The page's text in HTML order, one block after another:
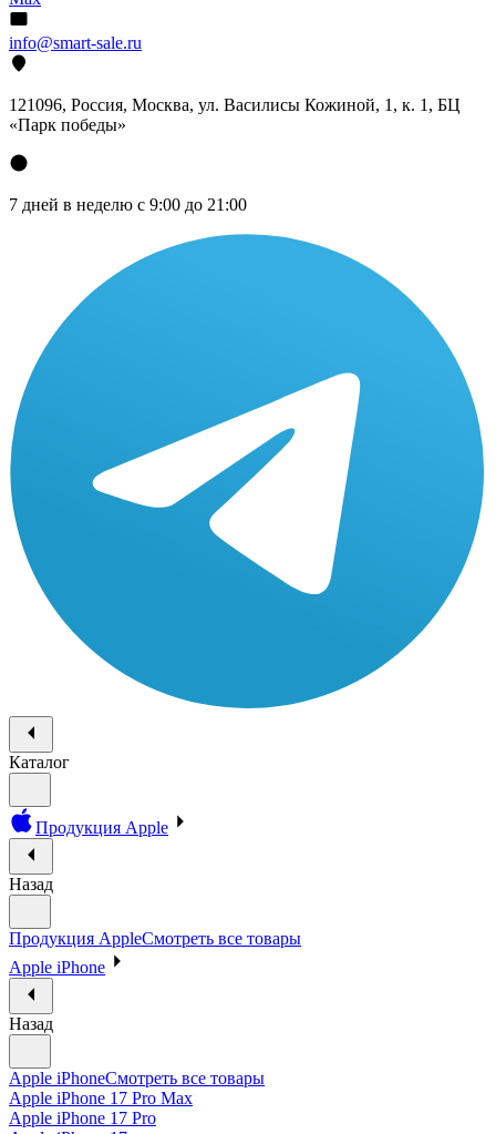
info@smart-sale.ru
121096, Россия, Москва, ул. Василисы Кожиной, 1, к. 1, БЦ
«Парк победы»
7 дней в неделю с 9:00 до 21:00
Каталог
Продукция Apple
Назад
Продукция AppleСмотреть все товары
Apple iPhone
Назад
Apple iPhoneСмотреть все товары
Apple iPhone 17 Pro Max
Apple iPhone 17 Pro